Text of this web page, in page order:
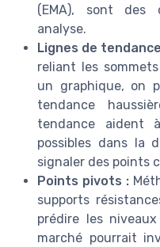
(EMA), sont des
analyse.
Lignes de
reliant les
un graphique, on
tendance
tendance aident
possibles dans la
signaler des points
Points pivots :
supports
prédire les
marché pourrait